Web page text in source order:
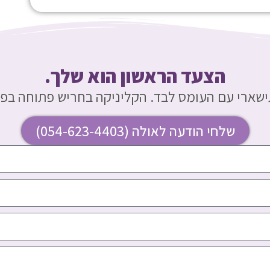
הצעד הראשון הוא שלך.
עם העומס לבד. הקליניקה בחריש פתוחה
שלחי הודעה לאולה (054-623-4403)